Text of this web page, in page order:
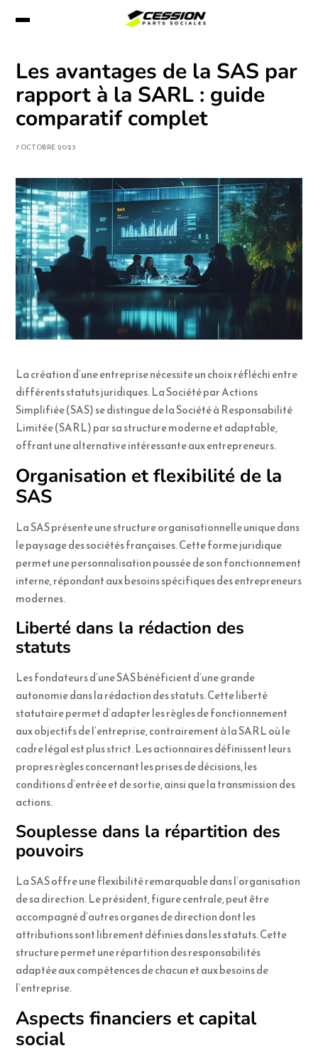
Les avantages de la SAS par
rapport à la SARL : guide
comparatif complet
7 OCTOBRE 2023
La création d’une entreprise nécessite un choix réfléchi entre
différents statuts juridiques. La Société par Actions
Simplifiée (SAS) se distingue de la Société à Responsabilité
Limitée (SARL) par sa structure moderne et adaptable,
offrant une alternative intéressante aux entrepreneurs.
Organisation et flexibilité de la
SAS
La SAS présente une structure organisationnelle unique dans
le paysage des sociétés françaises. Cette forme juridique
permet une personnalisation poussée de son fonctionnement
interne, répondant aux besoins spécifiques des entrepreneurs
modernes.
Liberté dans la rédaction des
statuts
Les fondateurs d’une SAS bénéficient d’une grande
autonomie dans la rédaction des statuts. Cette liberté
statutaire permet d’adapter les règles de fonctionnement
aux objectifs de l’entreprise, contrairement à la SARL où le
cadre légal est plus strict. Les actionnaires définissent leurs
propres règles concernant les prises de décisions, les
conditions d’entrée et de sortie, ainsi que la transmission des
actions.
Souplesse dans la répartition des
pouvoirs
La SAS offre une flexibilité remarquable dans l’organisation
de sa direction. Le président, figure centrale, peut être
accompagné d’autres organes de direction dont les
attributions sont librement définies dans les statuts. Cette
structure permet une répartition des responsabilités
adaptée aux compétences de chacun et aux besoins de
l’entreprise.
Aspects financiers et capital
social